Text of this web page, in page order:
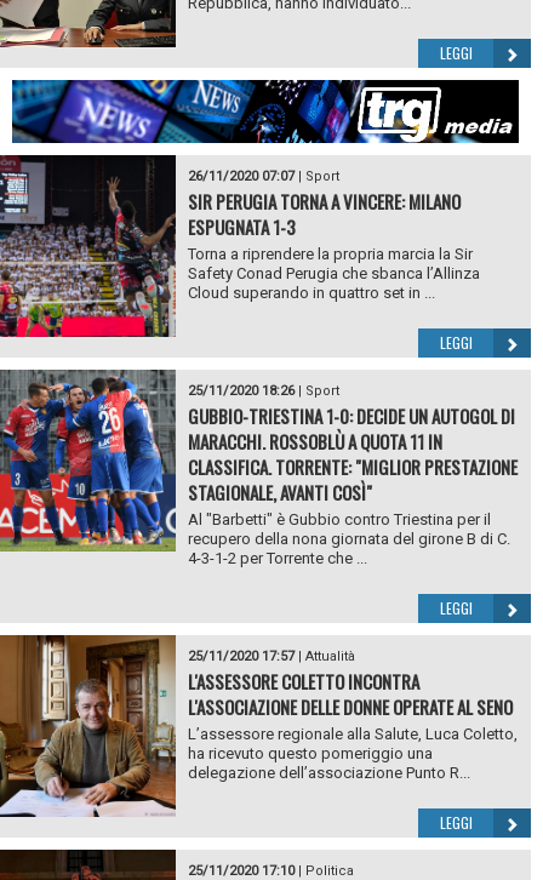
LEGGI
26/11/2020 07:07| Sport
SIR PERUGIA TORNA A VINCERE: MILANO
ESPUGNATA 1-3
Torna a riprendere la propria marcia la Sir
Safety Conad Perugia che sbanca l’Allinza
Cloud superando in quattro set in ...
LEGGI
25/11/2020 18:26| Sport
GUBBIO-TRIESTINA 1-0: DECIDE UN AUTOGOL DI
MARACCHI. ROSSOBLÙ A QUOTA 11 IN
CLASSIFICA. TORRENTE: "MIGLIOR PRESTAZIONE
STAGIONALE, AVANTI COSÌ"
Al "Barbetti" è Gubbio contro Triestina per il
recupero della nona giornata del girone B di C.
4-3-1-2 per Torrente che ...
LEGGI
25/11/2020 17:57| Attualità
L'ASSESSORE COLETTO INCONTRA
L'ASSOCIAZIONE DELLE DONNE OPERATE AL SENO
L’assessore regionale alla Salute, Luca Coletto,
ha ricevuto questo pomeriggio una
delegazione dell’associazione Punto R...
LEGGI
25/11/2020 17:10| Politica